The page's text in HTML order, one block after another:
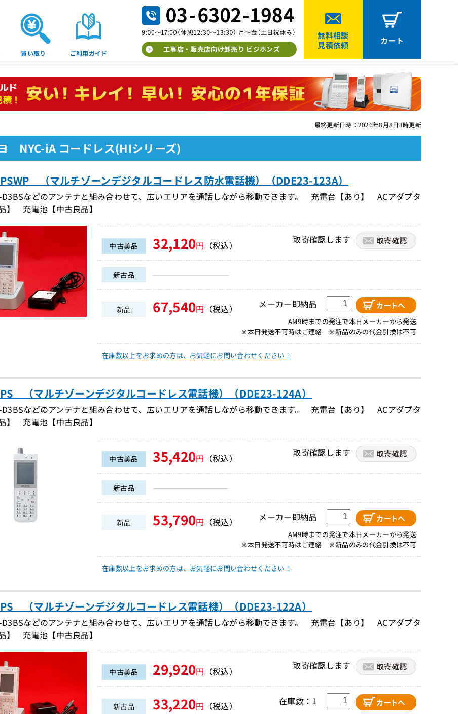
買い取り ご利用ガイド 工事店・販売店向け卸売り ビジホンズ
無料相談
見積依頼
カート
最終更新日時：2026年8月8日3時更新
NYC-iA コードレス(HIシリーズ)
（マルチゾーンデジタルコードレス防水電話機）（DDE23-123A）
などのアンテナと組み合わせて、広いエリアを通話しながら移動できます。 充電台【あり】 ACアダプタ
】 充電池【中古良品】
中古美品 32,120円 （税込） 取寄確認します
新古品
新品 67,540円 （税込） メーカー即納品
AM9時までの発注で本日メーカーから発送
※本日発送不可時はご連絡 ※新品のみの代金引換は不可
在庫数以上をお求めの方は、 お気軽にお問い合わせください！
（マルチゾーンデジタルコードレス電話機）（DDE23-124A）
などのアンテナと組み合わせて、広いエリアを通話しながら移動できます。 充電台【あり】 ACアダプタ
】 充電池【中古良品】
中古美品 35,420円 （税込） 取寄確認します
新古品
新品 53,790円 （税込） メーカー即納品
AM9時までの発注で本日メーカーから発送
※本日発送不可時はご連絡 ※新品のみの代金引換は不可
在庫数以上をお求めの方は、 お気軽にお問い合わせください！
（マルチゾーンデジタルコードレス電話機）（DDE23-122A）
などのアンテナと組み合わせて、広いエリアを通話しながら移動できます。 充電台【あり】 ACアダプタ
】 充電池【中古良品】
中古美品 29,920円 （税込） 取寄確認します
新古品 33,220円 （税込） 在庫数：1